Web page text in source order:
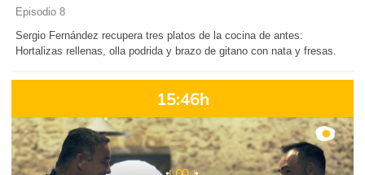
Episodio 8
Sergio Fernández recupera tres platos de la cocina de antes:
Hortalizas rellenas, olla podrida y brazo de gitano con nata y fresas.
15:46h